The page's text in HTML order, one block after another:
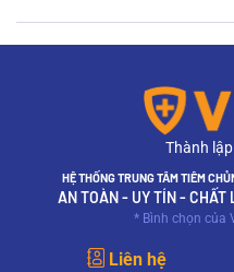
Thành
HỆ THỐNG TRUNG TÂM TIÊM
AN TOÀN - UY TÍN - CHẤT
* Bình chọn của
Liên hệ